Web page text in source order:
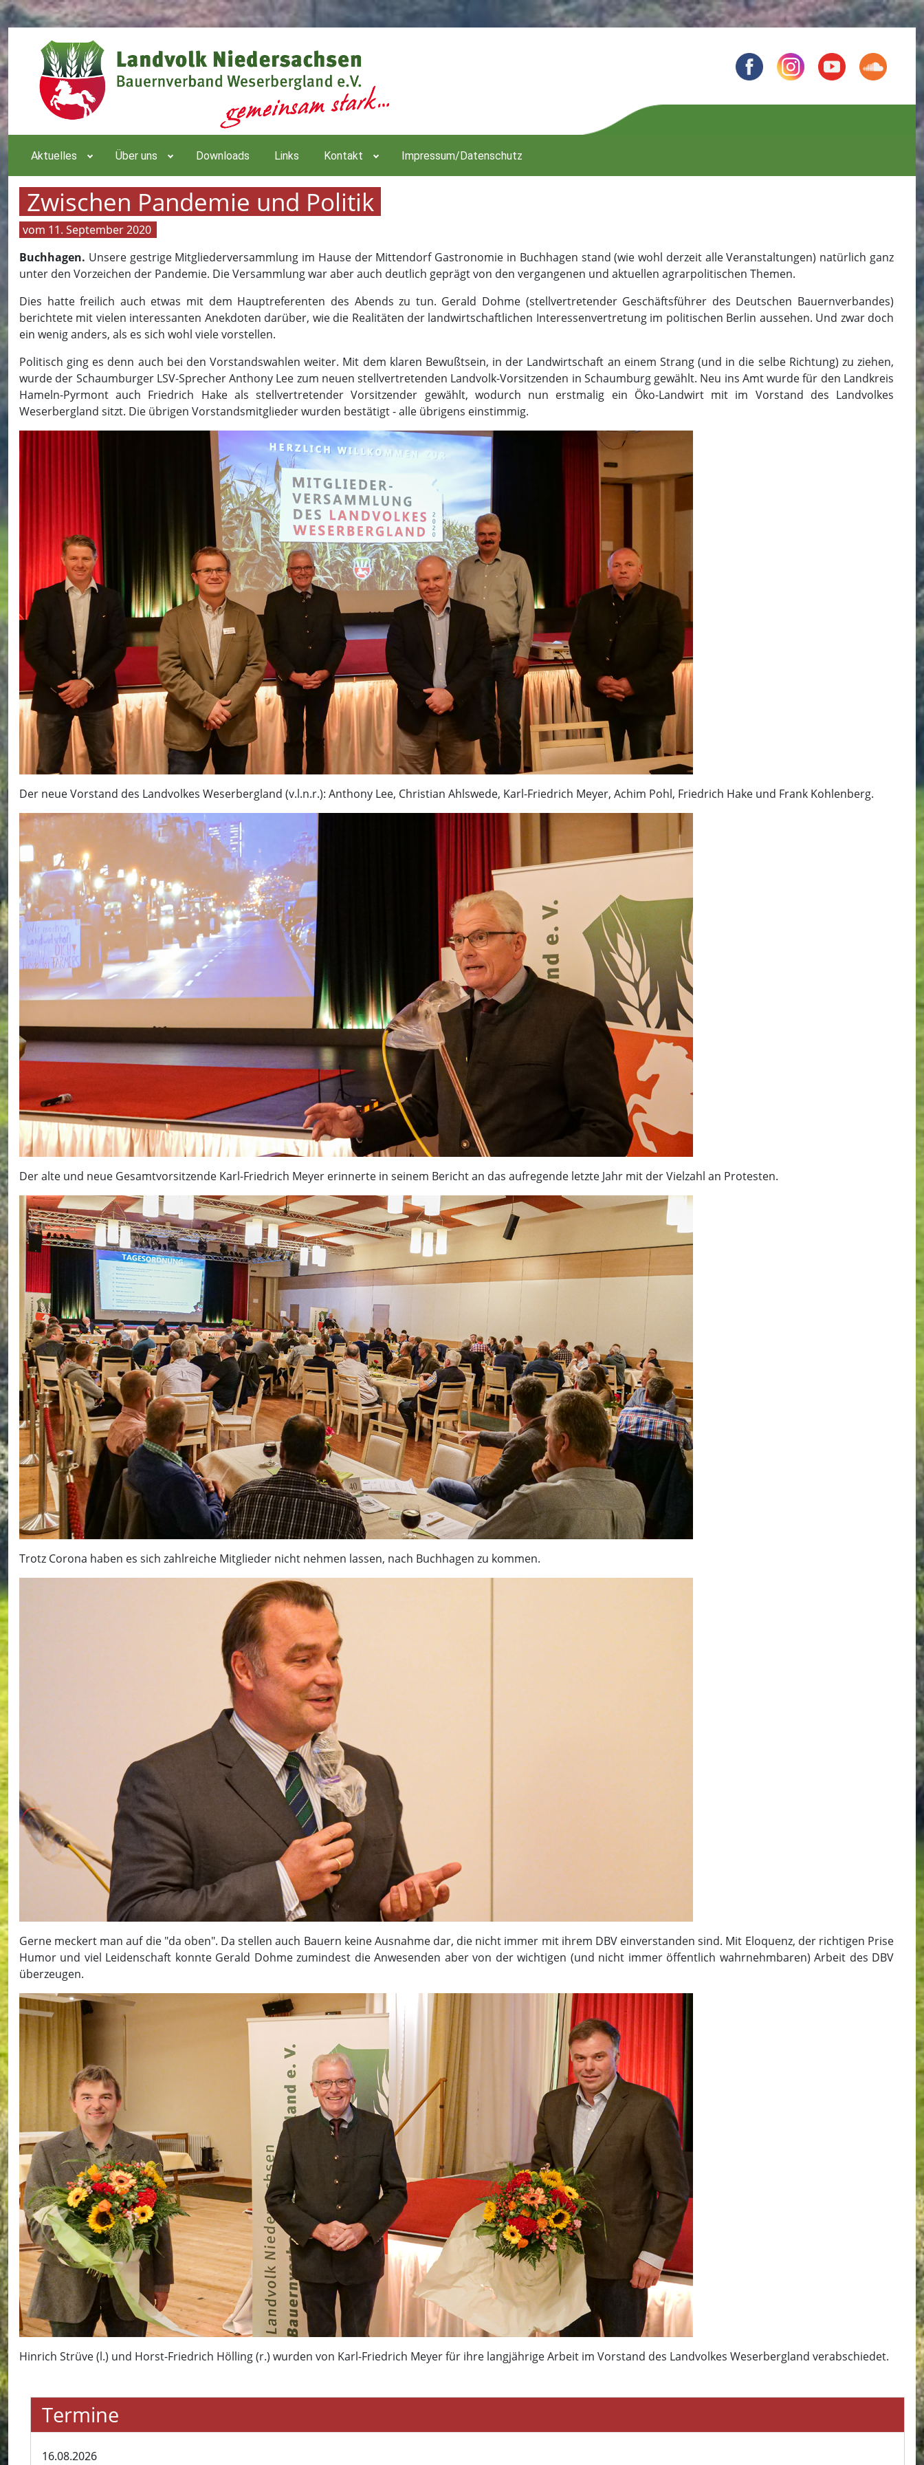
Aktuelles Über uns Downloads Links Kontakt Impressum/Datenschutz
Zwischen Pandemie und Politik
11. September 2020
Buchhagen. Unsere gestrige Mitgliederversammlung im Hause der Mittendorf Gastronomie in Buchhagen stand (wie wohl derzeit alle Veranstaltungen) natürlich ganz
unter den Vorzeichen der Pandemie. Die Versammlung war aber auch deutlich geprägt von den vergangenen und aktuellen agrarpolitischen Themen.
Dies hatte freilich auch etwas mit dem Hauptreferenten des Abends zu tun. Gerald Dohme (stellvertretender Geschäftsführer des Deutschen Bauernverbandes)
berichtete mit vielen interessanten Anekdoten darüber, wie die Realitäten der landwirtschaftlichen Interessenvertretung im politischen Berlin aussehen. Und zwar doch
ein wenig anders, als es sich wohl viele vorstellen.
Politisch ging es denn auch bei den Vorstandswahlen weiter. Mit dem klaren Bewußtsein, in der Landwirtschaft an einem Strang (und in die selbe Richtung) zu ziehen,
wurde der Schaumburger LSV-Sprecher Anthony Lee zum neuen stellvertretenden Landvolk-Vorsitzenden in Schaumburg gewählt. Neu ins Amt wurde für den Landkreis
Hameln-Pyrmont auch Friedrich Hake als stellvertretender Vorsitzender gewählt, wodurch nun erstmalig ein Öko-Landwirt mit im Vorstand des Landvolkes
Weserbergland sitzt. Die übrigen Vorstandsmitglieder wurden bestätigt - alle übrigens einstimmig.
Der neue Vorstand des Landvolkes Weserbergland (v.l.n.r.): Anthony Lee, Christian Ahlswede, Karl-Friedrich Meyer, Achim Pohl, Friedrich Hake und Frank Kohlenberg.
Der alte und neue Gesamtvorsitzende Karl-Friedrich Meyer erinnerte in seinem Bericht an das aufregende letzte Jahr mit der Vielzahl an Protesten.
Trotz Corona haben es sich zahlreiche Mitglieder nicht nehmen lassen, nach Buchhagen zu kommen.
Gerne meckert man auf die "da oben". Da stellen auch Bauern keine Ausnahme dar, die nicht immer mit ihrem DBV einverstanden sind. Mit Eloquenz, der richtigen Prise
Humor und viel Leidenschaft konnte Gerald Dohme zumindest die Anwesenden aber von der wichtigen (und nicht immer öffentlich wahrnehmbaren) Arbeit des DBV
überzeugen.
Hinrich Strüve (l.) und Horst-Friedrich Hölling (r.) wurden von Karl-Friedrich Meyer für ihre langjährige Arbeit im Vorstand des Landvolkes Weserbergland verabschiedet.
Termine
16.08.2026